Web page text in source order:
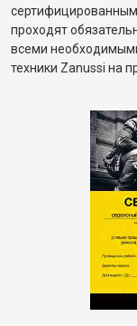
проходят
всеми
техники Zanussi на